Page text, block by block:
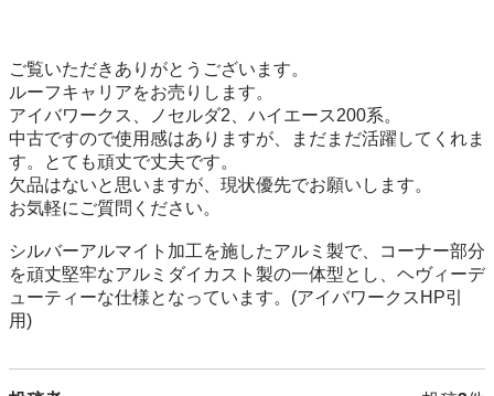
ご覧いただきありがとうございます。
ルーフキャリアをお売りします。
アイバワークス、ノセルダ2、ハイエース200系。
中古ですので使用感はありますが、まだまだ活躍してくれま
す。とても頑丈で丈夫です。
欠品はないと思いますが、現状優先でお願いします。
お気軽にご質問ください。
シルバーアルマイト加工を施したアルミ製で、コーナー部分
を頑丈堅牢なアルミダイカスト製の一体型とし、ヘヴィーデ
ューティーな仕様となっています。(アイバワークスHP引
用)